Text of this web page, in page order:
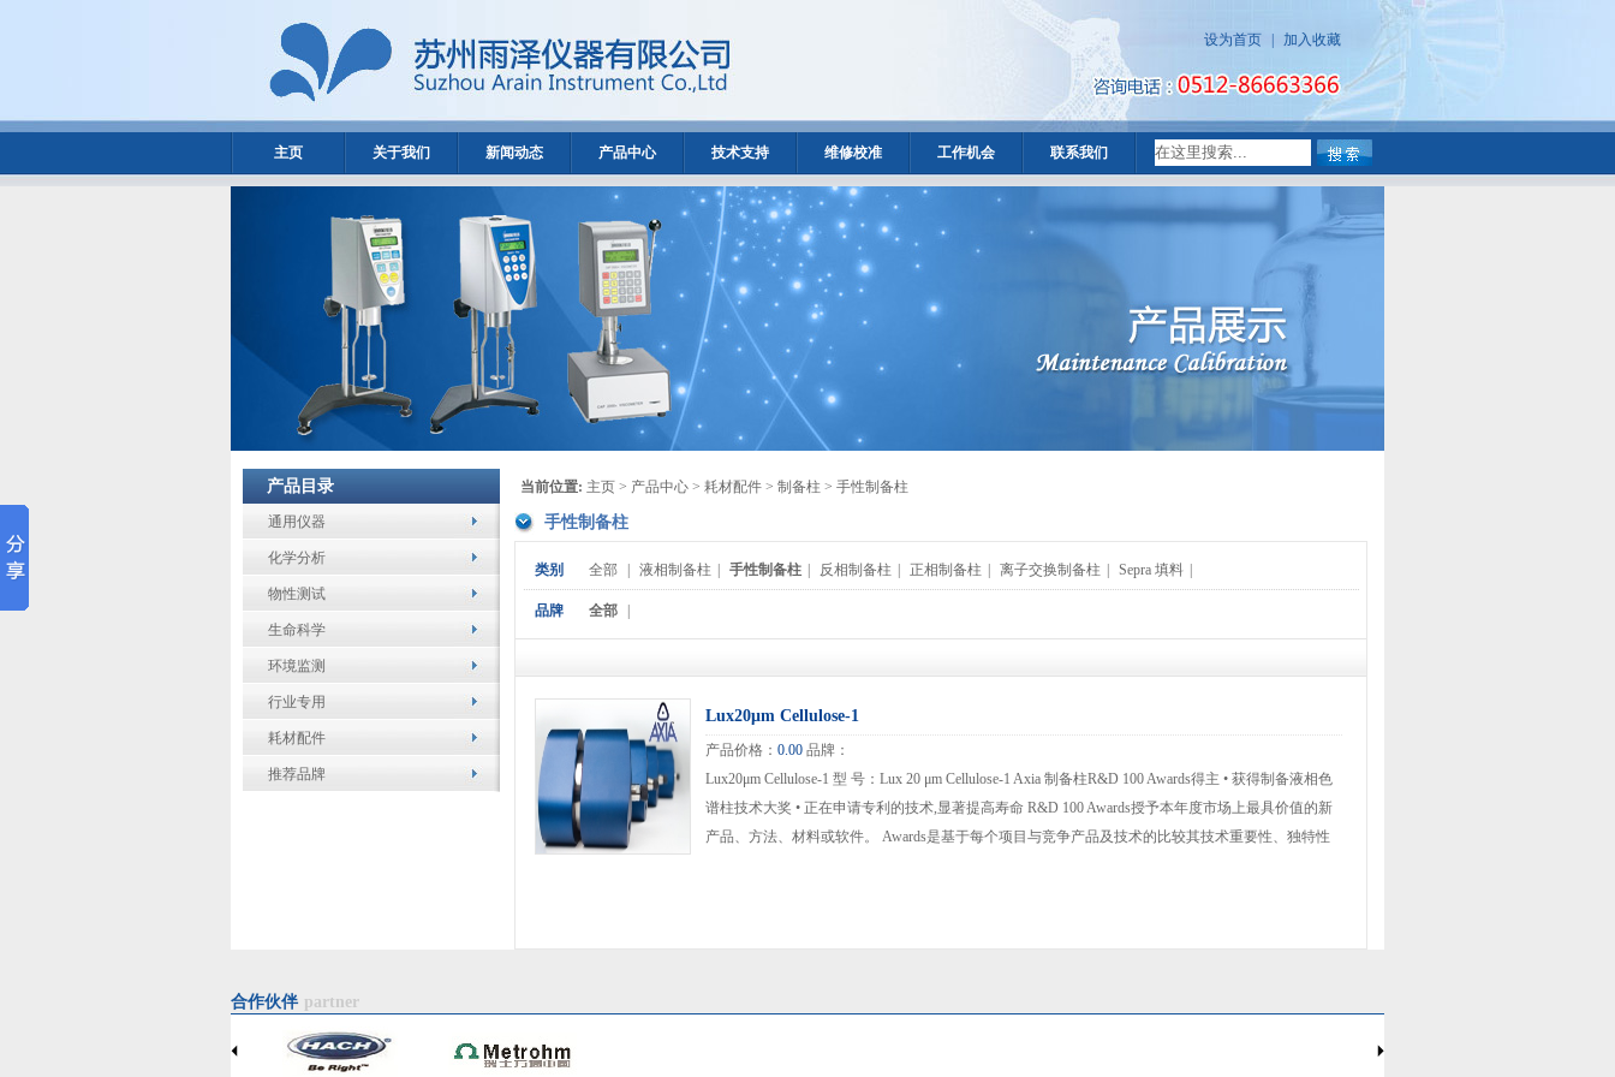
设为首页 加入收藏
主页 关于我们 新闻动态 产品中心 技术支持 维修校准 工作机会 联系我们
产品目录
通用仪器
化学分析
物性测试
生命科学
环境监测
行业专用
耗材配件
推荐品牌
当前位置: 主页 > 产品中心 > 耗材配件 > 制备柱 > 手性制备柱
手性制备柱
类别 全部 液相制备柱 手性制备柱 反相制备柱 正相制备柱 离子交换制备柱 Sepra 填料
品牌 全部
Lux20μm Cellulose-1
产品价格： 0.00 品牌：
Lux20μm Cellulose-1 型 号：Lux 20 μm Cellulose-1 Axia 制备柱R&D 100 Awards得主 • 获得制备液相色
谱柱技术大奖 • 正在申请专利的技术,显著提高寿命 R&D 100 Awards授予本年度市场上最具价值的新
产品、方法、材料或软件。 Awards是基于每个项目与竞争产品及技术的比较其技术重要性、独特性
合作伙伴 partner